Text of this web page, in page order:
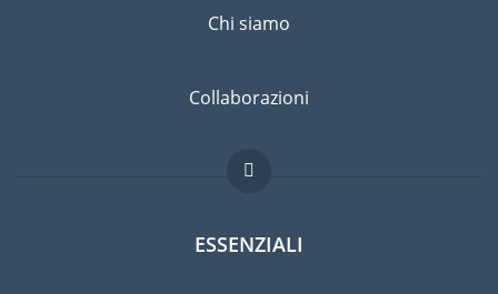
Chi siamo
Collaborazioni
ESSENZIALI